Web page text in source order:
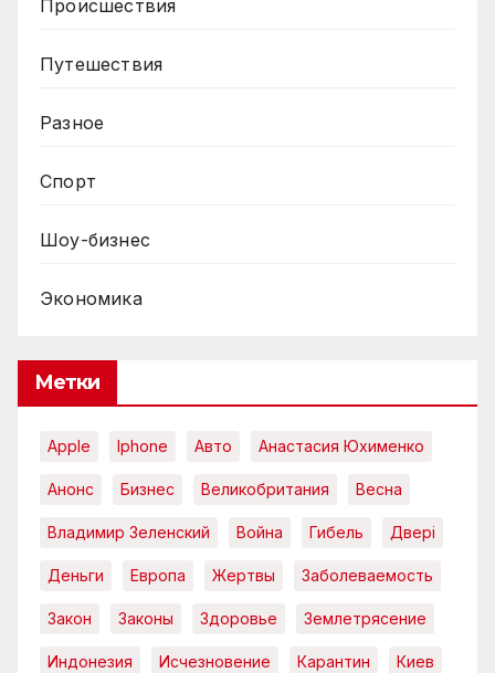
Происшествия
Путешествия
Разное
Спорт
Шоу-бизнес
Экономика
Метки
Apple Iphone Авто Анастасия Юхименко
Анонс Бизнес Великобритания Весна
Владимир Зеленский Война Гибель Двері
Деньги Европа Жертвы Заболеваемость
Закон Законы Здоровье Землетрясение
Индонезия Исчезновение Карантин Киев